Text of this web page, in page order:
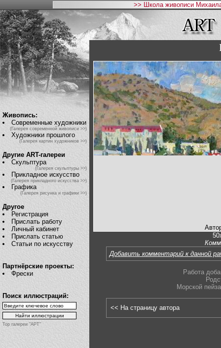
>> Школа живописи
Живопись:
Современные художники
(Галерея современной живописи >>)
Художники прошлого
(Галерея картин художников >>)
Другие ART-галереи
Скульптура
(Галерея скульптуры >>)
Прикладное искусство
(Галерея прикладного искусства >>)
Графика
(Галерея рисунка и графики >>)
Другое
Регистрация
Прислать работу
Личный кабинет
Прислать статью
Статьи по искусству
Партнёрские проекты:
Фрески
Поиск иллюстраций:
Top галереи "АРТ"
Добавить комментарий к данной
Работа
Морской
<< На страницу автора